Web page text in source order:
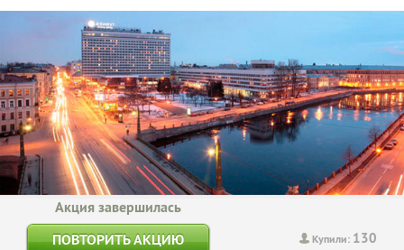
Купили: 130
Акция завершилась
ПОВТОРИТЬ АКЦИЮ